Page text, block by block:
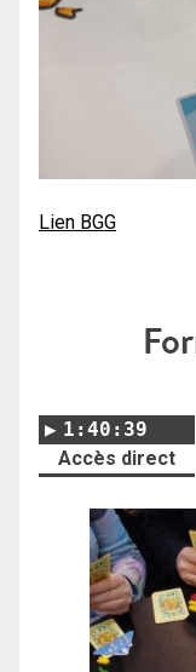
Lien BGG
1:40:39
Accès direct